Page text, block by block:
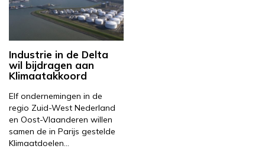
Industrie in de Delta
wil bijdragen aan
Klimaatakkoord
Elf ondernemingen in de
regio Zuid-West Nederland
en Oost-Vlaanderen willen
samen de in Parijs gestelde
Klimaatdoelen…